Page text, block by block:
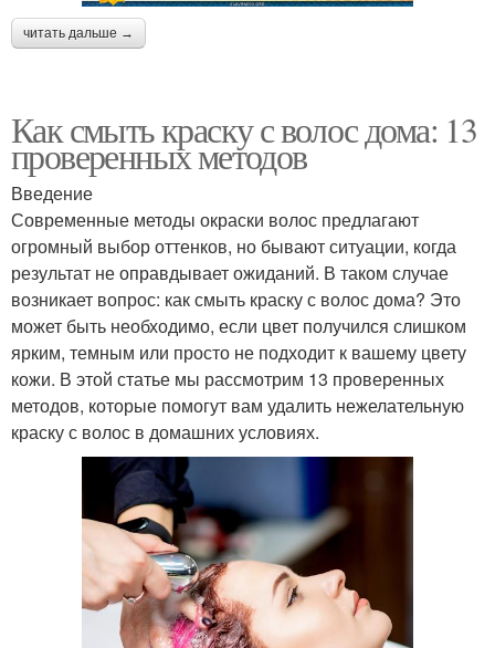
читать дальше →
Как смыть краску с волос дома: 13
проверенных методов
Введение
Современные методы окраски волос предлагают
огромный выбор оттенков, но бывают ситуации, когда
результат не оправдывает ожиданий. В таком случае
возникает вопрос: как смыть краску с волос дома? Это
может быть необходимо, если цвет получился слишком
ярким, темным или просто не подходит к вашему цвету
кожи. В этой статье мы рассмотрим 13 проверенных
методов, которые помогут вам удалить нежелательную
краску с волос в домашних условиях.